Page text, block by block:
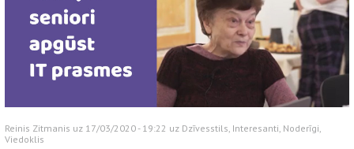
Reinis Zitmanis uz 17/03/2020 - 19:22 uz Dzīvesstils, Interesanti, Noderīgi,
Viedoklis